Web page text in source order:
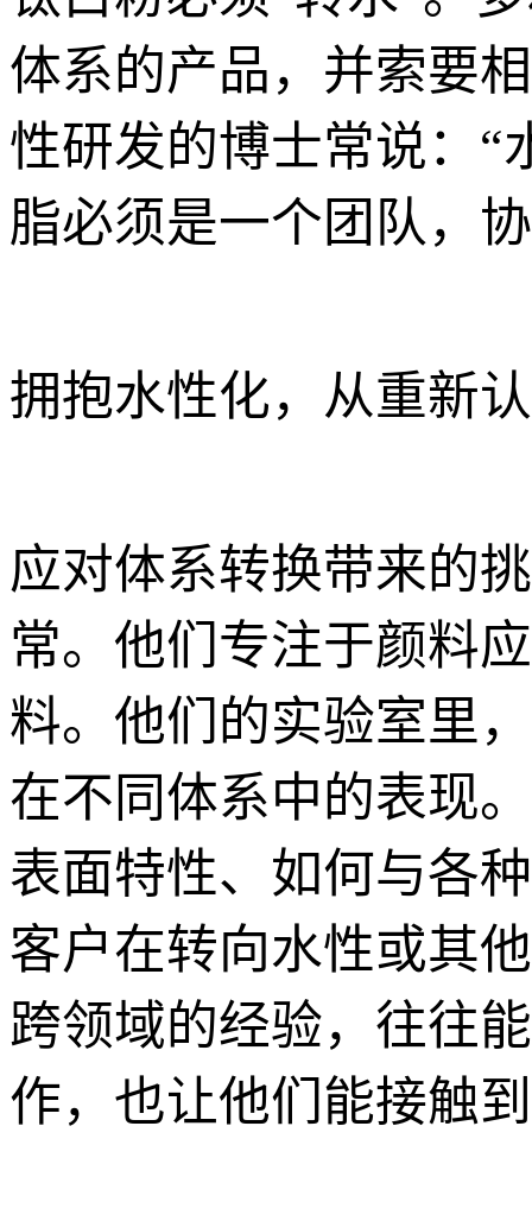
体系的产品，并索要
性研发的博士常说：“
脂必须是一个团队，
拥抱水性化，从重新
应对体系转换带来的
常。他们专注于颜料
料。他们的实验室里
在不同体系中的表现
表面特性、如何与各
客户在转向水性或其
跨领域的经验，往往
作，也让他们能接触